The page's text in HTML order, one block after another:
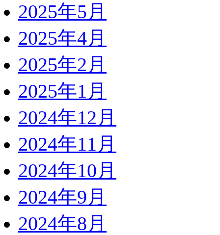
2025年5月
2025年4月
2025年2月
2025年1月
2024年12月
2024年11月
2024年10月
2024年9月
2024年8月